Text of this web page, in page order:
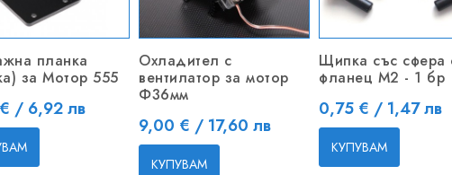
планка
за Мотор 555
/ 6,92 лв
Охладител с
вентилатор за мотор
Ф36мм
Цена
9,00 € / 17,60 лв
КУПУВАМ
Щипка със сфера
фланец M2 - 1 бр
Цена
0,75 € / 1,47 лв
КУПУВАМ